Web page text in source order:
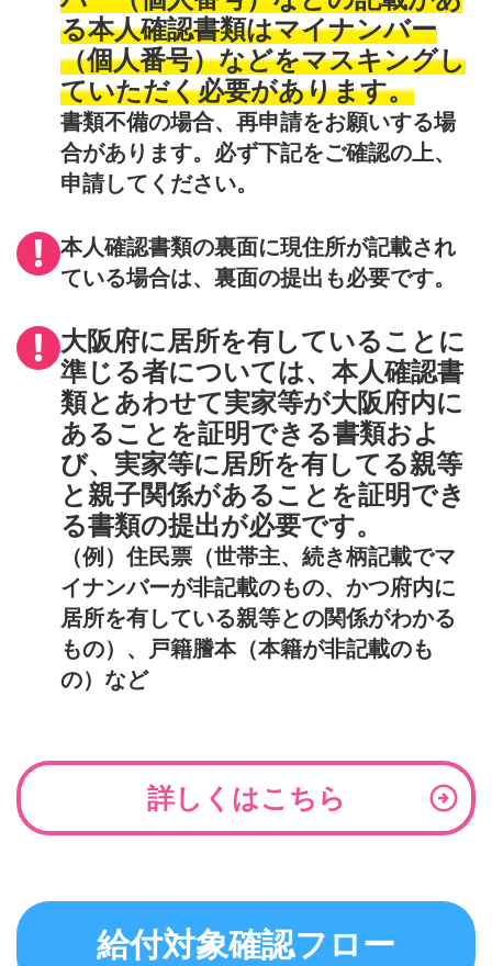
る本人確認書類はマイナンバー
（個人番号）などをマスキングし
ていただく必要があります。
書類不備の場合、再申請をお願いする場
合があります。必ず下記をご確認の上、
申請してください。
本人確認書類の裏面に現住所が記載され
ている場合は、 裏面の提出 も必要です。
大阪府に居所を有していることに
準じる者については、本人確認書
類とあわせて実家等が大阪府内に
あることを証明できる書類およ
び、 実家等に居所を有してる親等
と親子関係があることを証明でき
る書類の提出が必要です。
（例）住民票（世帯主、続き柄記載でマ
イナンバーが非記載のもの、かつ府内に
居所を有している親等との関係がわかる
もの）、戸籍謄本（本籍が非記載のも
の）など
詳しくはこちら
給付対象確認フロー